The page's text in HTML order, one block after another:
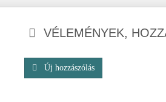
VÉLEMÉNYEK,
Új hozzászólás